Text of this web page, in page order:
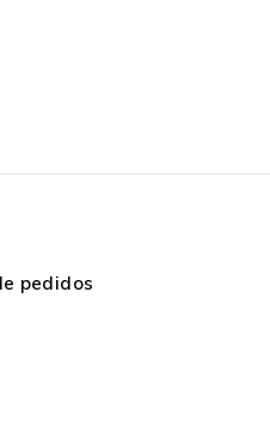
pedidos